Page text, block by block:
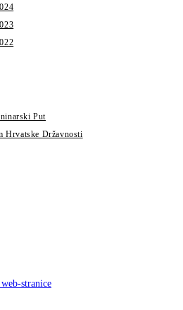
Put
Hrvatske Državnosti
stranice